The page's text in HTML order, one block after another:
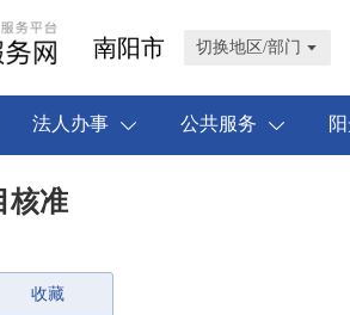
南阳市 切换地区/部门
法人办事 公共服务
核准
收藏